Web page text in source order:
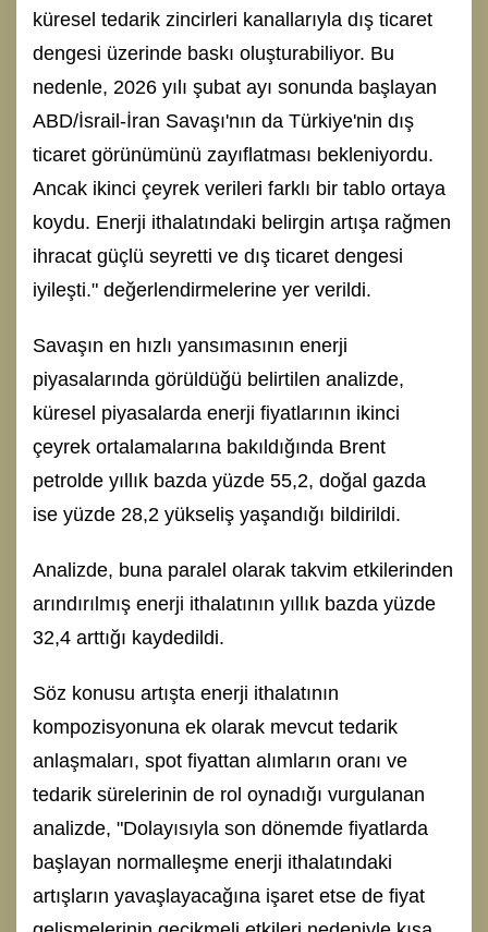
küresel tedarik zincirleri kanallarıyla dış ticaret
dengesi üzerinde baskı oluşturabiliyor. Bu
nedenle, 2026 yılı şubat ayı sonunda başlayan
ABD/İsrail-İran Savaşı'nın da Türkiye'nin dış
ticaret görünümünü zayıflatması bekleniyordu.
Ancak ikinci çeyrek verileri farklı bir tablo ortaya
koydu. Enerji ithalatındaki belirgin artışa rağmen
ihracat güçlü seyretti ve dış ticaret dengesi
iyileşti." değerlendirmelerine yer verildi.
Savaşın en hızlı yansımasının enerji
piyasalarında görüldüğü belirtilen analizde,
küresel piyasalarda enerji fiyatlarının ikinci
çeyrek ortalamalarına bakıldığında Brent
petrolde yıllık bazda yüzde 55,2, doğal gazda
ise yüzde 28,2 yükseliş yaşandığı bildirildi.
Analizde, buna paralel olarak takvim etkilerinden
arındırılmış enerji ithalatının yıllık bazda yüzde
32,4 arttığı kaydedildi.
Söz konusu artışta enerji ithalatının
kompozisyonuna ek olarak mevcut tedarik
anlaşmaları, spot fiyattan alımların oranı ve
tedarik sürelerinin de rol oynadığı vurgulanan
analizde, "Dolayısıyla son dönemde fiyatlarda
başlayan normalleşme enerji ithalatındaki
artışların yavaşlayacağına işaret etse de fiyat